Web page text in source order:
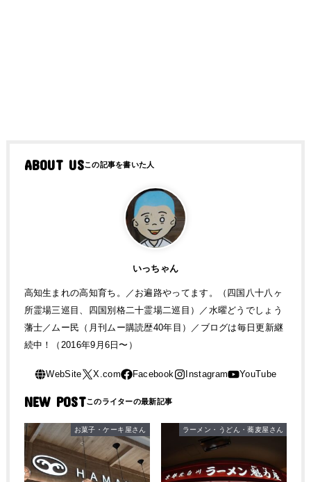
ABOUT US
いっちゃん
高知生まれの高知育ち。／お遍路やってます。（四国八十八ヶ
所霊場三巡目、四国別格二十霊場二巡目）／水曜どうでしょう
藩士／ムー民（月刊ムー購読歴40年目）／ブログは毎日更新継
続中！（2016年9月6日〜）
NEW POST
お菓子・ケーキ屋さん ラーメン・うどん・蕎麦屋さん